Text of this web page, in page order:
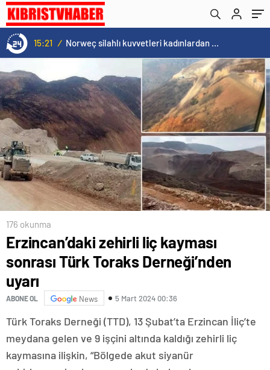
15:21 / Norweç silahlı kuvvetleri kadınlardan oluşan özel kuvvetler eğitimlerini başlattı.
176 okunma
Erzincan’daki zehirli liç kayması
sonrası Türk Toraks Derneği’nden
uyarı
ABONE OL News 5 Mart 2024 00:36
Türk Toraks Derneği (TTD), 13 Şubat’ta Erzincan İliç’te
meydana gelen ve 9 işçini altında kaldığı zehirli liç
kaymasına ilişkin, “Bölgede akut siyanür